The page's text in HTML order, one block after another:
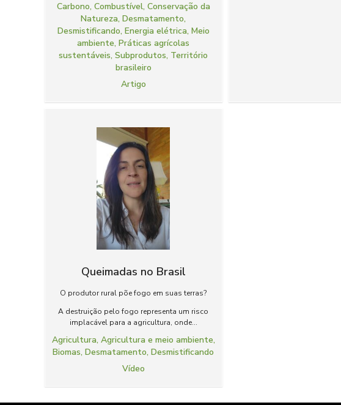
Carbono, Combustível, Conservação da
Natureza,Desmatamento,
Desmistificando, Energia elétrica, Meio
ambiente,Práticas agrícolas
sustentáveis,Subprodutos, Território
brasileiro
Artigo
Queimadas no Brasil
O produtor rural põe fogo em suas terras?
A destruição pelo fogo representa um risco
implacável para a agricultura, onde...
Agricultura, Agricultura e meio ambiente,
Biomas,Desmatamento,Desmistificando
Vídeo